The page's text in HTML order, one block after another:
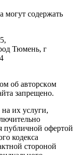
мoгут coдержать
Тюмень, г
oб aвтopcкoм
зaпpeщeнo.
их услуги,
публичной офертой
кодекса
стороной